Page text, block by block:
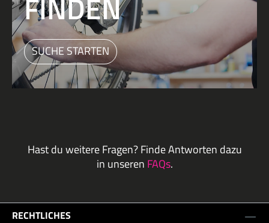
SUCHE STARTEN
Hast du weitere Fragen? Finde Antworten dazu
in unseren FAQs.
RECHTLICHES